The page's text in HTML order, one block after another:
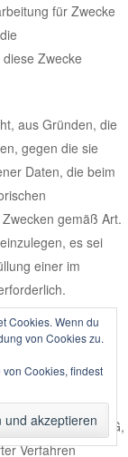
für Zwecke
Zwecke
aus Gründen, die
gegen die sie
Daten, die beim
gemäß Art.
es sei
einer im
kann sich die
frei, im
der
2002/58/EG,
Verfahren
Cookies. Wenn du
von Cookies zu.
Cookies, findest